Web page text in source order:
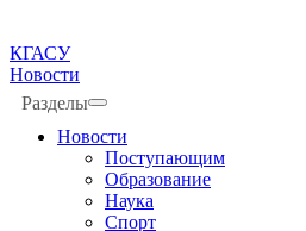
КГАСУ
Новости
Разделы
Новости
Поступающим
Образование
Наука
Спорт